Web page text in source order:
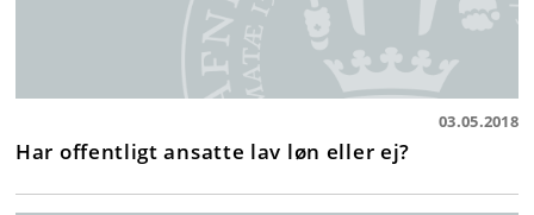
03.05.2018
Har offentligt ansatte lav løn eller ej?